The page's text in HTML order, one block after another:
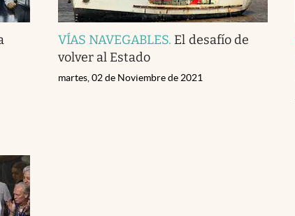
VÍAS NAVEGABLES. El desafío de
volver al Estado
martes, 02 de Noviembre de 2021